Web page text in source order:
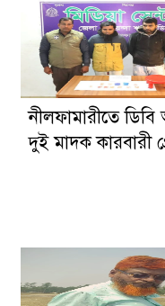
নীলফামারীতে ডিবি
দুই মাদক কারবারী